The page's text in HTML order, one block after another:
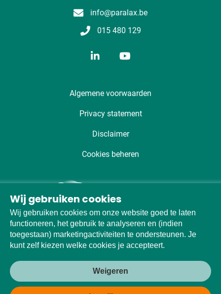
Wij gebruiken cookies
Wij gebruiken cookies om onze website goed te laten
functioneren, het gebruik te analyseren en (indien
toegestaan) marketingactiviteiten te ondersteunen. Je
kunt zelf kiezen welke cookies je accepteert.
Weigeren
Algemene voorwaarden
Privacy statement
Disclaimer
Cookies beheren
Made with♡byFishionaire
info@paralax.be
015 480 129